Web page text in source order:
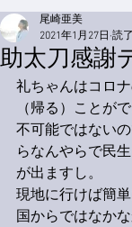
助太刀感謝
尾崎亜美
2021年1月27日 読
礼ちゃんはコロ
（帰る）ことが
不可能ではない
らなんやらで民
が出ますし。
現地に行けば簡
国からではなかな